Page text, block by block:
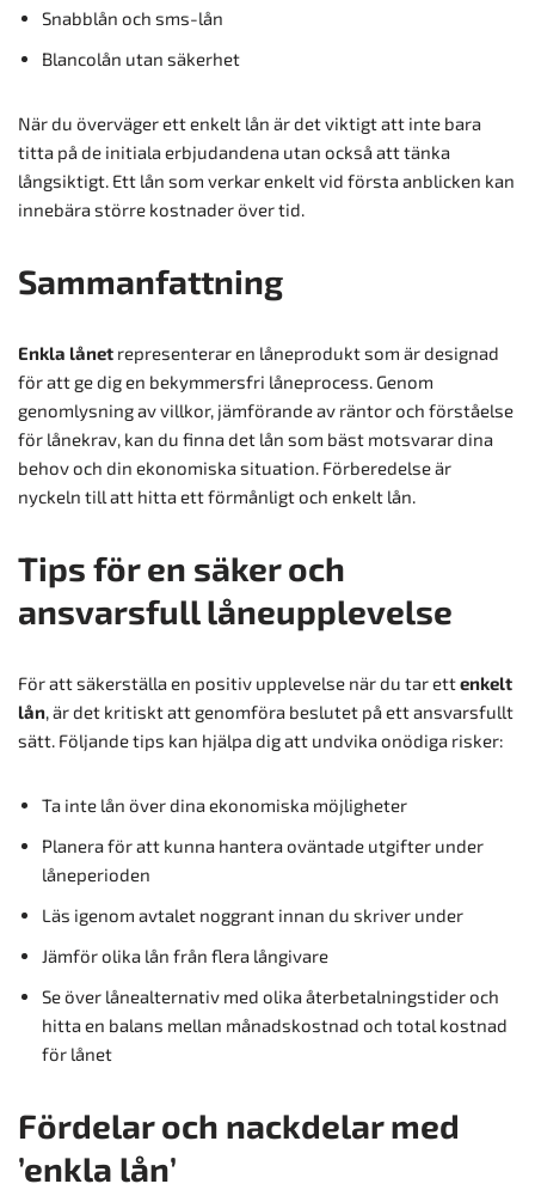
Snabblån och sms-lån
Blancolån utan säkerhet
När du överväger ett enkelt lån är det viktigt att inte bara
titta på de initiala erbjudandena utan också att tänka
långsiktigt. Ett lån som verkar enkelt vid första anblicken kan
innebära större kostnader över tid.
Sammanfattning
Enkla lånet representerar en låneprodukt som är designad
för att ge dig en bekymmersfri låneprocess. Genom
genomlysning av villkor, jämförande av räntor och förståelse
för lånekrav, kan du finna det lån som bäst motsvarar dina
behov och din ekonomiska situation. Förberedelse är
nyckeln till att hitta ett förmånligt och enkelt lån.
Tips för en säker och
ansvarsfull låneupplevelse
För att säkerställa en positiv upplevelse när du tar ettenkelt
lån, är det kritiskt att genomföra beslutet på ett ansvarsfullt
sätt. Följande tips kan hjälpa dig att undvika onödiga risker:
Ta inte lån över dina ekonomiska möjligheter
Planera för att kunna hantera oväntade utgifter under
låneperioden
Läs igenom avtalet noggrant innan du skriver under
Jämför olika lån från flera långivare
Se över lånealternativ med olika återbetalningstider och
hitta en balans mellan månadskostnad och total kostnad
för lånet
Fördelar och nackdelar med
’enkla lån’